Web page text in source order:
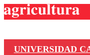
UNIVERSIDAD